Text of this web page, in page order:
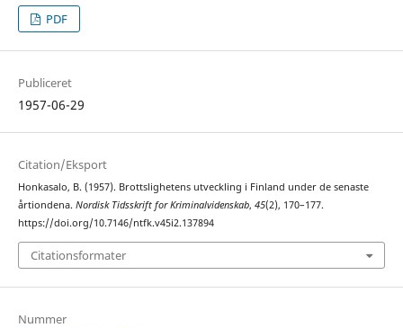
PDF
Publiceret
1957-06-29
Citation/Eksport
Honkasalo, B. (1957). Brottslighetens utveckling i Finland under de senaste
årtiondena. Nordisk Tidsskrift for Kriminalvidenskab, 45(2), 170–177.
https://doi.org/10.7146/ntfk.v45i2.137894
Citationsformater
Nummer